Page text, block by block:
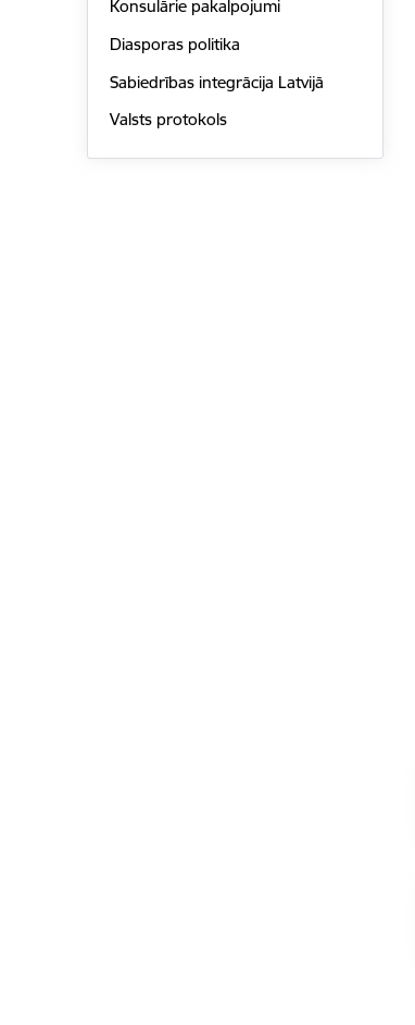
Konsulārie pakalpojumi
Diasporas politika
Sabiedrības integrācija Latvijā
Valsts protokols